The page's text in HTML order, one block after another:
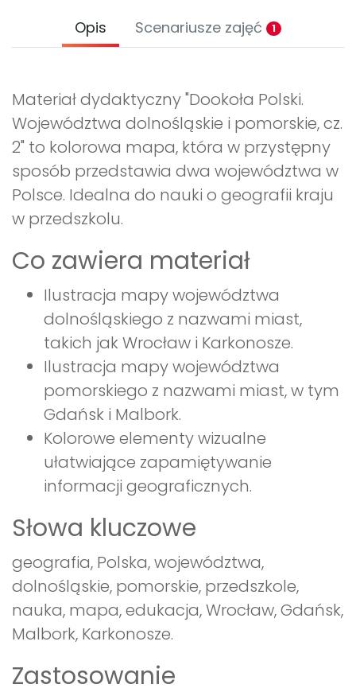
Opis Scenariusze zajęć 1
Materiał dydaktyczny "Dookoła Polski.
Województwa dolnośląskie i pomorskie, cz.
2" to kolorowa mapa, która w przystępny
sposób przedstawia dwa województwa w
Polsce. Idealna do nauki o geografii kraju
w przedszkolu.
Co zawiera materiał
Ilustracja mapy województwa
dolnośląskiego z nazwami miast,
takich jak Wrocław i Karkonosze.
Ilustracja mapy województwa
pomorskiego z nazwami miast, w tym
Gdańsk i Malbork.
Kolorowe elementy wizualne
ułatwiające zapamiętywanie
informacji geograficznych.
Słowa kluczowe
geografia, Polska, województwa,
dolnośląskie, pomorskie, przedszkole,
nauka, mapa, edukacja, Wrocław, Gdańsk,
Malbork, Karkonosze.
Zastosowanie